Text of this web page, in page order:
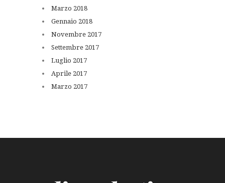
Marzo 2018
Gennaio 2018
Novembre 2017
Settembre 2017
Luglio 2017
Aprile 2017
Marzo 2017